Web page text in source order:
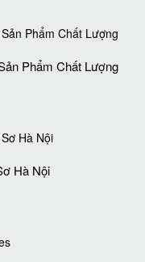
Phẩm Chất Lượng‎
Hà Nội